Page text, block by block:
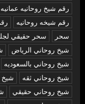
رقم شيخ روحانيه عمانيه
رقم شيخه روحانيه
سحر
سحر حقيقي
شيخ روحاني الرياض
شيخ روحاني بالسعوديه
شيخ روحاني ثقه
شيخ
شيخ روحاني حقيقي